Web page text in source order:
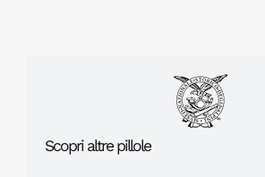
Scopri altre pillole